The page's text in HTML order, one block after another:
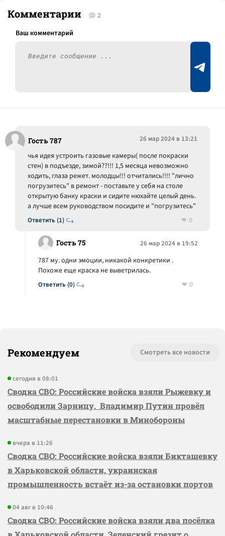
Комментарии 2
Гость 787 26 мар 2024 в 13:21
Ответить (1)
чья идея устроить газовые камеры( после покраски
стен) в подъезде, зимой??!!! 1,5 месяца невозможно
ходить, глаза режет. молодцы!!! отчитались!!!! "лично
погрузитесь" в ремонт - поставьте у себя на столе
открытую банку краски и сидите нюхайте целый день.
а лучше всем руководством посидите и "погрузитесь"
0
Гость 75 26 мар 2024 в 19:52
Ответить (0)
787 му. одни эмоции, никакой конкретики .
Похоже еще краска не выветрилась.
0
Рекомендуем Смотреть все новости
сегодня в 08:01
Сводка СВО: Российские войска взяли Рыжевку и
освободили Зарницу, Владимир Путин провёл
масштабные перестановки в Минобороны
вчера в 11:26
Сводка СВО: Российские войска взяли Бикташевку
в Харьковской области, украинская
промышленность встаёт из-за остановки портов
04 авг в 10:46
Сводка СВО: Российские войска взяли два посёлка